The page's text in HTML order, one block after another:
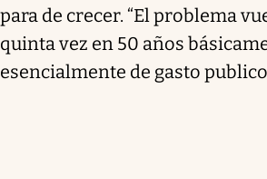
para de crecer. “El problema
quinta vez en 50 años
esencialmente de gasto